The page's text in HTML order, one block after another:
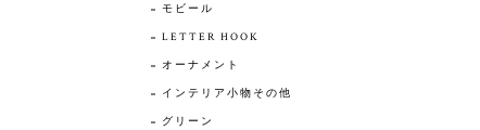
モビール
LETTER HOOK
オーナメント
インテリア小物その他
グリーン